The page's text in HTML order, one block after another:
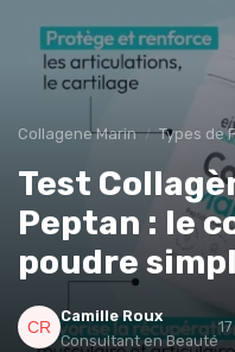
Collagene Marin Types de
Test
Peptan : le
poudre
Camille Roux
Consultant en Beauté